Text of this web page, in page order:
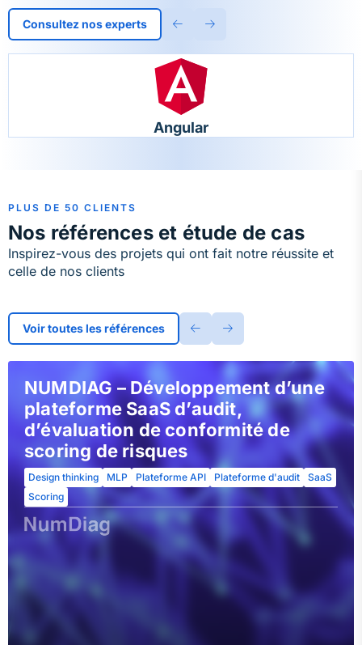
Consultez nos experts
Angular
PLUS DE 50 CLIENTS
Nos références et étude de cas
Inspirez-vous des projets qui ont fait notre réussite et
celle de nos clients
Voir toutes les références
NUMDIAG – Développement d’une
plateforme SaaS d’audit,
d’évaluation de conformité de
scoring de risques
Design thinking MLP Plateforme API Plateforme d'audit
SaaS
Scoring